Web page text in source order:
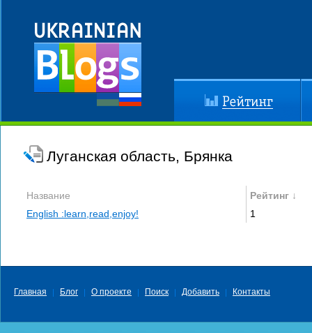
Рейтинг
Луганская область, Брянка
Название
Рейтинг ↓
English :learn,read,enjoy!
1
Главная Блог О проекте Поиск Добавить Контакты